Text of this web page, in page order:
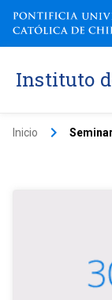
Instituto
Inicio keyboard_arrow_right